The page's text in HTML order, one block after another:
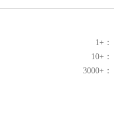
1+：
10+：
3000+：